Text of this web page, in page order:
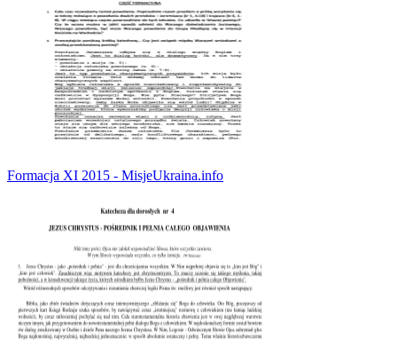
Formacja XI 2015 - MisjeUkraina.info